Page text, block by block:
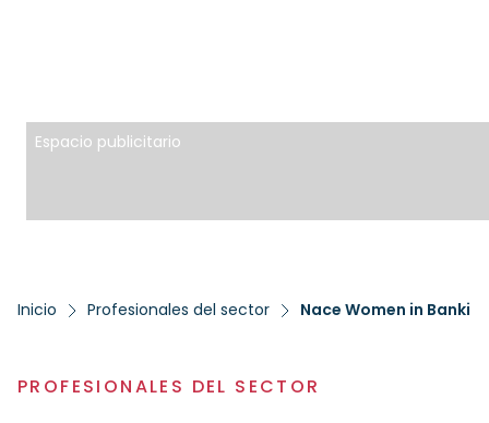
Espacio publicitario
Inicio Profesionales del sector Nace Women in
PROFESIONALES DEL SECTOR